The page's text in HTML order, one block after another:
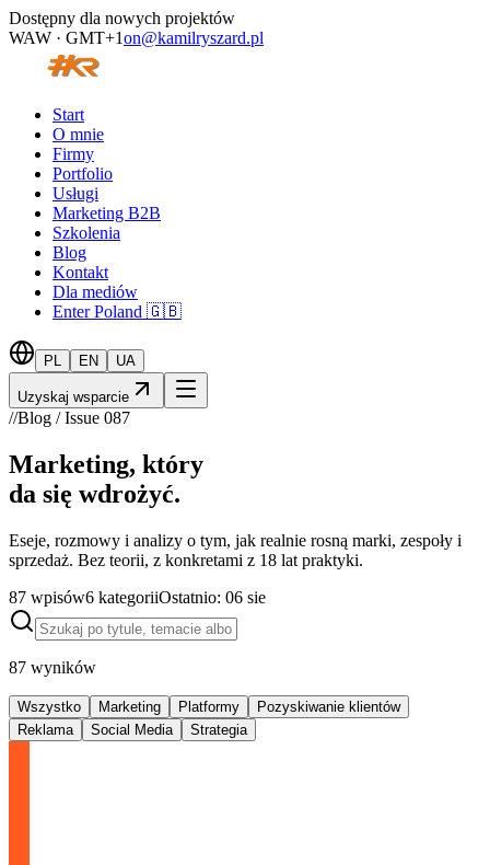
Dostępny dla nowych projektów
WAW · GMT+1on@kamilryszard.pl
Start
O mnie
Firmy
Portfolio
Usługi
Marketing B2B
Szkolenia
Blog
Kontakt
Dla mediów
Enter Poland 🇬🇧
PL EN UA
Uzyskaj wsparcie
//Blog / Issue 087
Marketing, który
da się wdrożyć.
Eseje, rozmowy i analizy o tym, jak realnie rosną marki, zespoły i
sprzedaż. Bez teorii, z konkretami z 18 lat praktyki.
87 wpisów6 kategoriiOstatnio: 06 sie
87 wyników
Wszystko Marketing Platformy
Pozyskiwanie klientów
Reklama
Social Media Strategia